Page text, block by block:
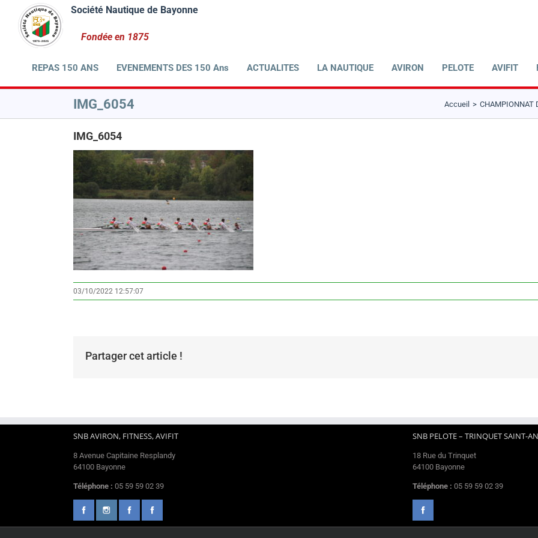
contenu
REPAS 150 ANS EVENEMENTS DES 150 Ans ACTUALITES LA NAUTIQUE AVIRON PELOTE AVIFIT
IMG_6054 Accueil CHAMPIONNAT
IMG_6054
03/10/2022 12:57:07
Partager cet article !
SNB AVIRON, FITNESS, AVIFIT
8 Avenue Capitaine Resplandy
64100 Bayonne
Téléphone : 05 59 59 02 39
SNB PELOTE – TRINQUET SAINT-
18 Rue du Trinquet
64100 Bayonne
Téléphone : 05 59 59 02 39